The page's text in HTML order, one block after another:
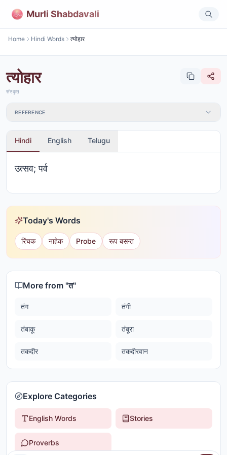
Murli Shabdavali
Home Hindi Words त्योहार
त्योहार
संस्कृत
REFERENCE
Hindi English Telugu
उत्सव; पर्व
Today's Words
रिंचक नाहेक Probe रूप बसन्त
More from "त"
तंग तंगी
तंबाकू तंबूरा
तकदीर तकदीरवान
Explore Categories
English Words Stories
Proverbs